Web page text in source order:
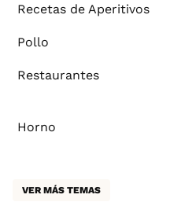
Recetas de Aperitivos
Pollo
Restaurantes
Horno
VER MÁS TEMAS